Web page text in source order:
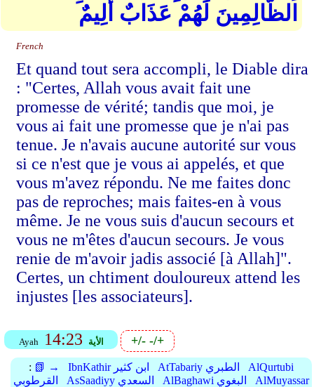
الظَّالِمِينَ لَهُمْ عَذَابٌ أَلِيمٌ
French
Et quand tout sera accompli, le Diable dira
: "Certes, Allah vous avait fait une
promesse de vérité; tandis que moi, je
vous ai fait une promesse que je n'ai pas
tenue. Je n'avais aucune autorité sur vous
si ce n'est que je vous ai appelés, et que
vous m'avez répondu. Ne me faites donc
pas de reproches; mais faites-en à vous
même. Je ne vous suis d'aucun secours et
vous ne m'êtes d'aucun secours. Je vous
renie de m'avoir jadis associé [à Allah]".
Certes, un chtiment douloureux attend les
injustes [les associateurs].
Ayah 14:23 الأية +/--/+
: 📗 → IbnKathir ابن كثير AtTabariy الطبري
AlQurtubi
القرطوبي
AsSaadiyy السعدي AlBaghawi البغوي
AlMuyassar